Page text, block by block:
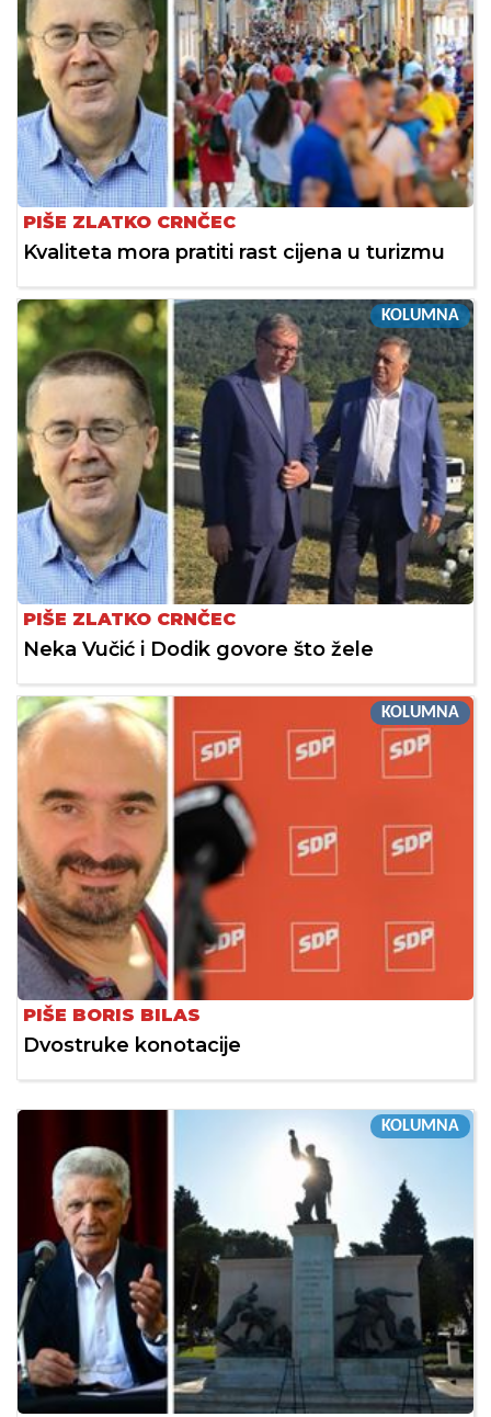
PIŠE ZLATKO CRNČEC
Kvaliteta mora pratiti rast cijena u turizmu
KOLUMNA
PIŠE ZLATKO CRNČEC
Neka Vučić i Dodik govore što žele
KOLUMNA
PIŠE BORIS BILAS
Dvostruke konotacije
KOLUMNA